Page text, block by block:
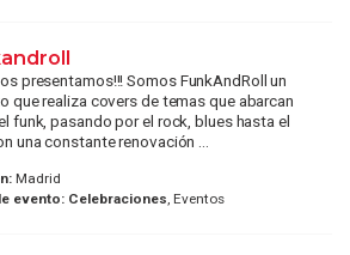
presentamos!!! Somos FunkAndRoll un
que realiza covers de temas que abarcan
funk, pasando por el rock, blues hasta el
una constante renovación ...
Madrid
evento: Celebraciones, Eventos